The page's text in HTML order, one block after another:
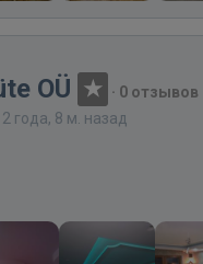
OÜ · 0 отзывов
года, 8 м. назад